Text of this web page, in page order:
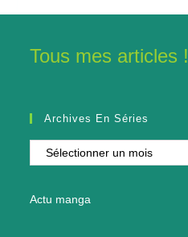
Tous mes articles !
Archives En Séries
Archives
en
Actu manga